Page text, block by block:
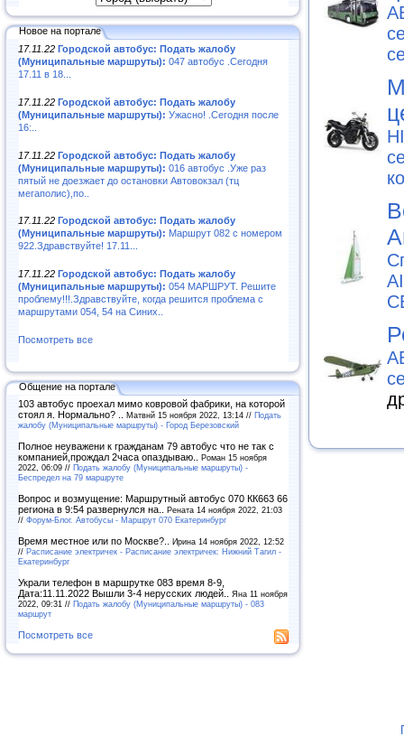
Новое на портале
17.11.22 Городской автобус: Подать жалобу
(Муниципальные маршруты): 047 автобус .Сегодня
17.11 в 18...
17.11.22 Городской автобус: Подать жалобу
(Муниципальные маршруты): Ужасно! .Сегодня после
16:..
17.11.22 Городской автобус: Подать жалобу
(Муниципальные маршруты): 016 автобус .Уже раз
пятый не доезжает до остановки Автовокзал (тц
мегаполис),по..
17.11.22 Городской автобус: Подать жалобу
(Муниципальные маршруты): Маршрут 082 с номером
922.Здравствуйте! 17.11...
17.11.22 Городской автобус: Подать жалобу
(Муниципальные маршруты): 054 МАРШРУТ. Решите
проблему!!!.Здравствуйте, когда решится проблема с
маршрутами 054, 54 на Синих..
Посмотреть все
Общение на портале
103 автобус проехал мимо ковровой фабрики, на которой
стоял я. Нормально? .. Матвнй 15 ноября 2022, 13:14 // Подать
жалобу (Муниципальные маршруты) - Город Березовский
Полное неуважени к гражданам 79 автобус что не так с
компанией,прождал 2часа опаздываю.. Роман 15 ноября
2022, 06:09 // Подать жалобу (Муниципальные маршруты) -
Беспредел на 79 маршруте
Вопрос и возмущение: Маршрутный автобус 070 КК663 66
региона в 9:54 развернулся на.. Рената 14 ноября 2022, 21:03
// Форум-Блог. Автобусы - Маршрут 070 Екатеринбург
Время местное или по Москве?.. Ирина 14 ноября 2022, 12:52
// Расписание электричек - Расписание электричек: Нижний Тагил -
Екатеринбург
Украли телефон в маршрутке 083 время 8-9,
Дата:11.11.2022 Вышли 3-4 нерусских людей.. Яна 11 ноября
2022, 09:31 // Подать жалобу (Муниципальные маршруты) - 083
маршрут
Посмотреть все